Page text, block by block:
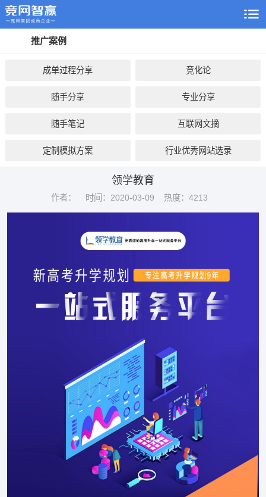
推广案例
成单过程分享 竞化论
随手分享 专业分享
随手笔记 互联网文摘
定制模拟方案 行业优秀网站选录
领学教育
作者： 时间：2020-03-09 热度：4213